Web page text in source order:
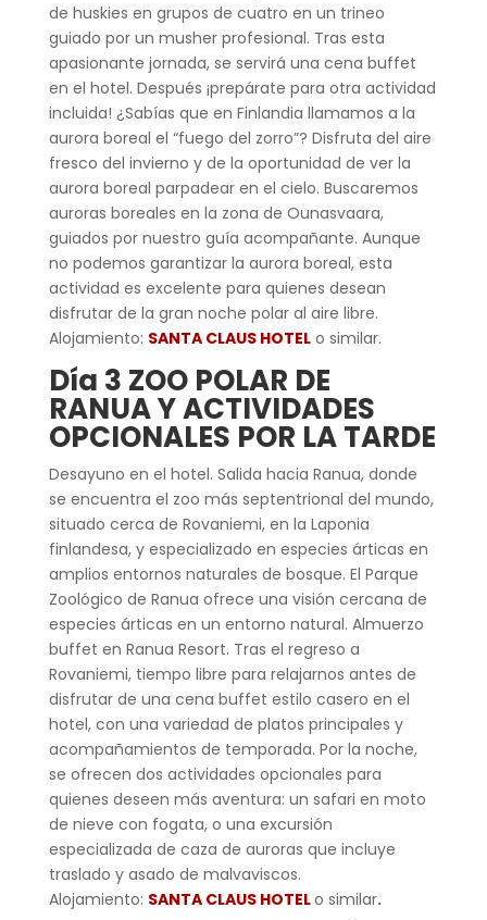
de huskies en grupos de cuatro en un trineo
guiado por un musher profesional. Tras esta
apasionante jornada, se servirá una cena buffet
en el hotel. Después ¡prepárate para otra actividad
incluida! ¿Sabías que en Finlandia llamamos a la
aurora boreal el “fuego del zorro”? Disfruta del aire
fresco del invierno y de la oportunidad de ver la
aurora boreal parpadear en el cielo. Buscaremos
auroras boreales en la zona de Ounasvaara,
guiados por nuestro guía acompañante. Aunque
no podemos garantizar la aurora boreal, esta
actividad es excelente para quienes desean
disfrutar de la gran noche polar al aire libre.
Alojamiento: SANTA CLAUS HOTELo similar.
Día 3 ZOO POLAR DE
RANUA Y ACTIVIDADES
OPCIONALES POR LA TARDE
Desayuno en el hotel. Salida hacia Ranua, donde
se encuentra el zoo más septentrional del mundo,
situado cerca de Rovaniemi, en la Laponia
finlandesa, y especializado en especies árticas en
amplios entornos naturales de bosque. El Parque
Zoológico de Ranua ofrece una visión cercana de
especies árticas en un entorno natural. Almuerzo
buffet en Ranua Resort. Tras el regreso a
Rovaniemi, tiempo libre para relajarnos antes de
disfrutar de una cena buffet estilo casero en el
hotel, con una variedad de platos principales y
acompañamientos de temporada. Por la noche,
se ofrecen dos actividades opcionales para
quienes deseen más aventura: un safari en moto
de nieve con fogata, o una excursión
especializada de caza de auroras que incluye
traslado y asado de malvaviscos.
Alojamiento: SANTA CLAUS HOTELo similar.